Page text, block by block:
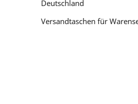
Deutschland
Versandtaschen für